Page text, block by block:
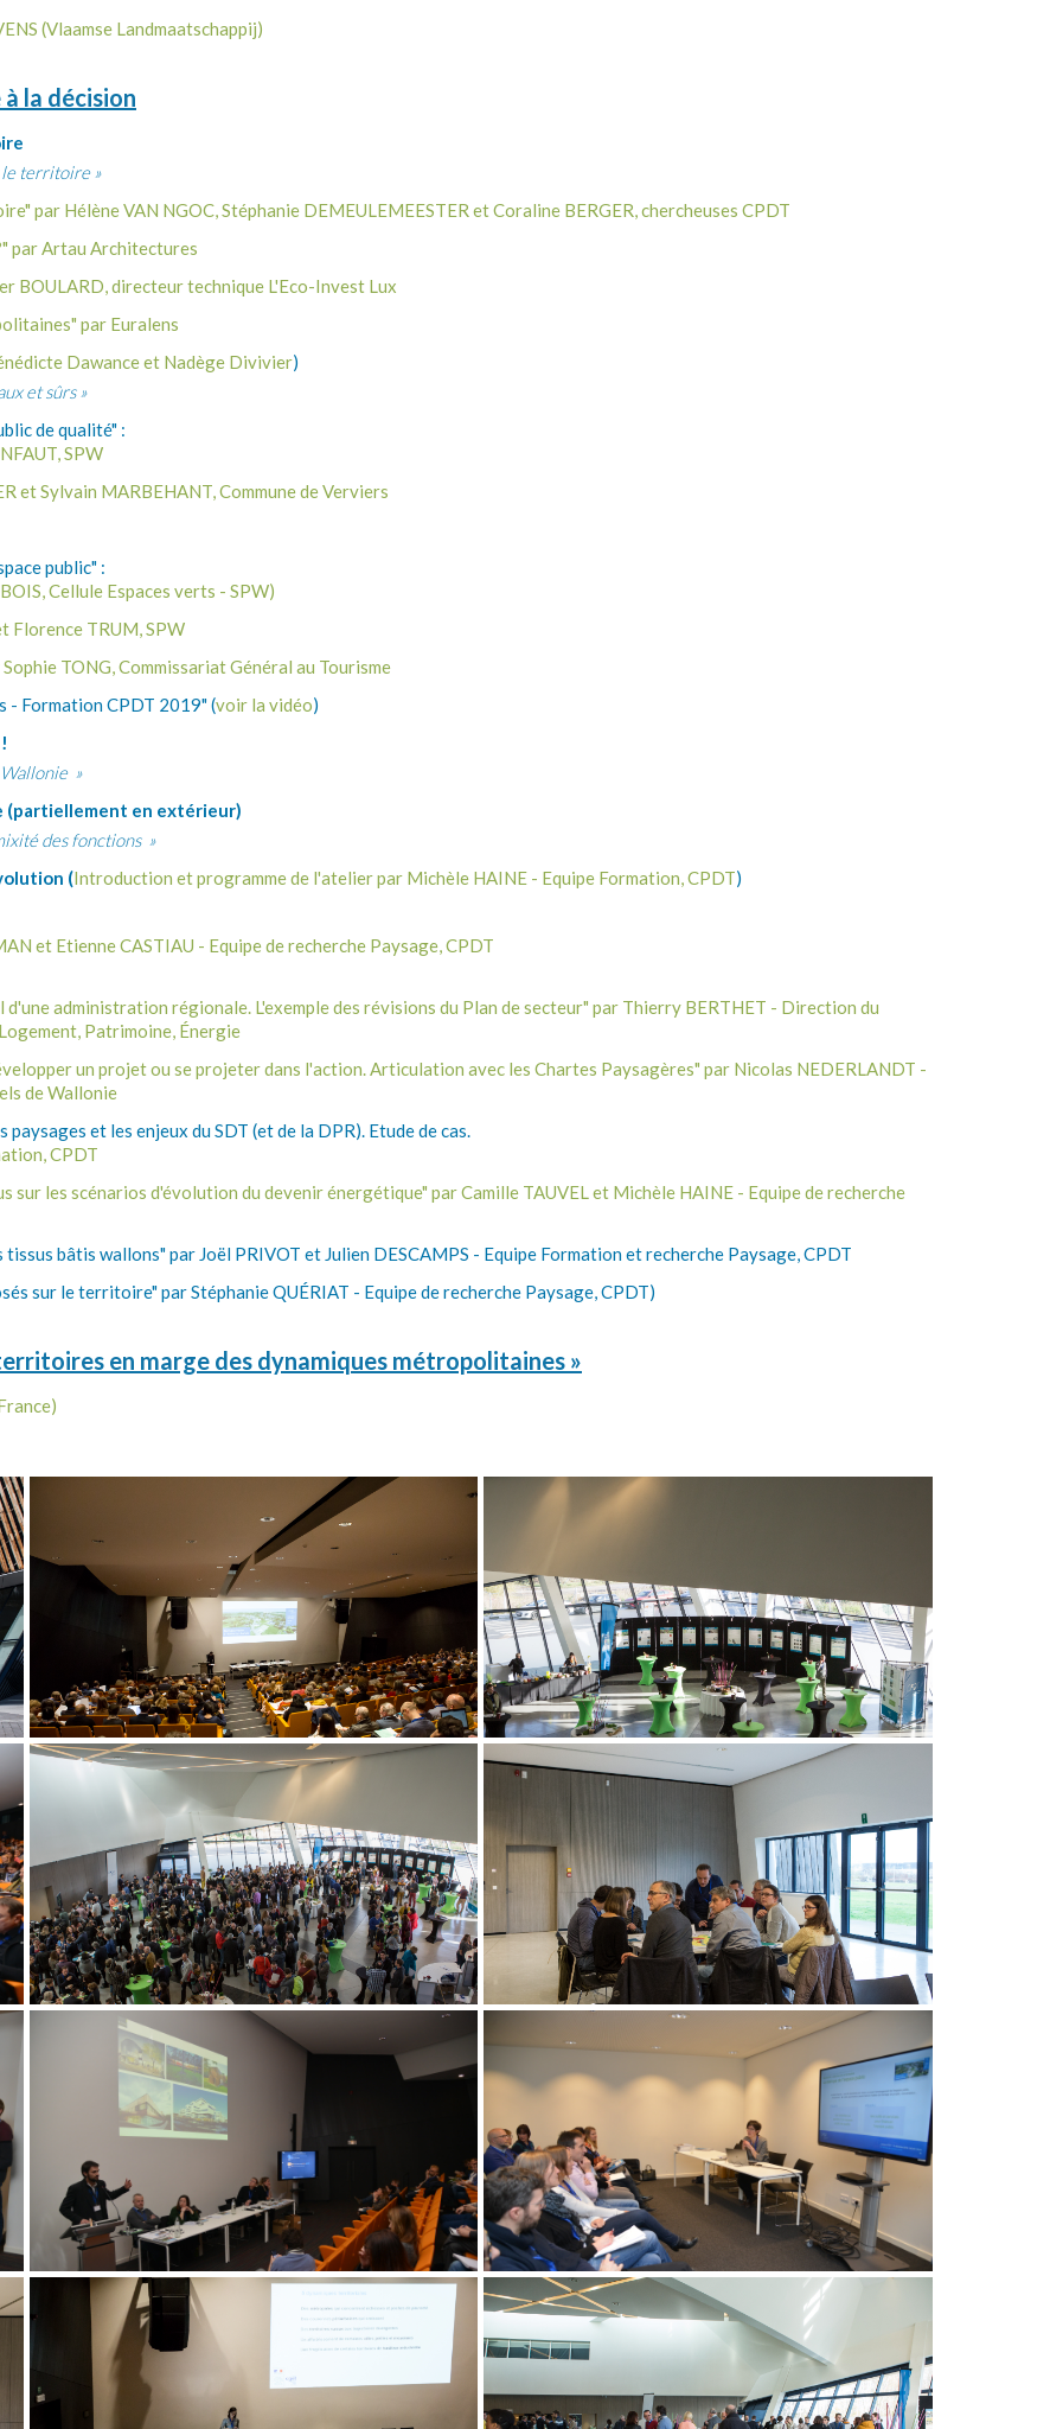
(Vlaamse Landmaatschappij)
la décision
territoire »
par Hélène VAN NGOC, Stéphanie DEMEULEMEESTER et Coraline BERGER, chercheuses CPDT
par Artau Architectures
BOULARD, directeur technique L'Eco-Invest Lux
par Euralens
Dawance et Nadège Divivier)
et sûrs »
de qualité" :
SPW
et Sylvain MARBEHANT, Commune de Verviers
public" :
Cellule Espaces verts - SPW)
Florence TRUM, SPW
TONG, Commissariat Général au Tourisme
- Formation CPDT 2019" (voir la vidéo)
Wallonie »
(partiellement en extérieur)
des fonctions »
(Introduction et programme de l'atelier par Michèle HAINE - Equipe Formation, CPDT)
et Etienne CASTIAU - Equipe de recherche Paysage, CPDT
administration régionale. L'exemple des révisions du Plan de secteur" par Thierry BERTHET - Direction du
Patrimoine, Énergie
un projet ou se projeter dans l'action. Articulation avec les Chartes Paysagères" par Nicolas NEDERLANDT -
de Wallonie
et les enjeux du SDT (et de la DPR). Etude de cas.
CPDT
sur les scénarios d'évolution du devenir énergétique" par Camille TAUVEL et Michèle HAINE - Equipe de recherche
bâtis wallons" par Joël PRIVOT et Julien DESCAMPS - Equipe Formation et recherche Paysage, CPDT
sur le territoire" par Stéphanie QUÉRIAT - Equipe de recherche Paysage, CPDT)
en marge des dynamiques métropolitaines »